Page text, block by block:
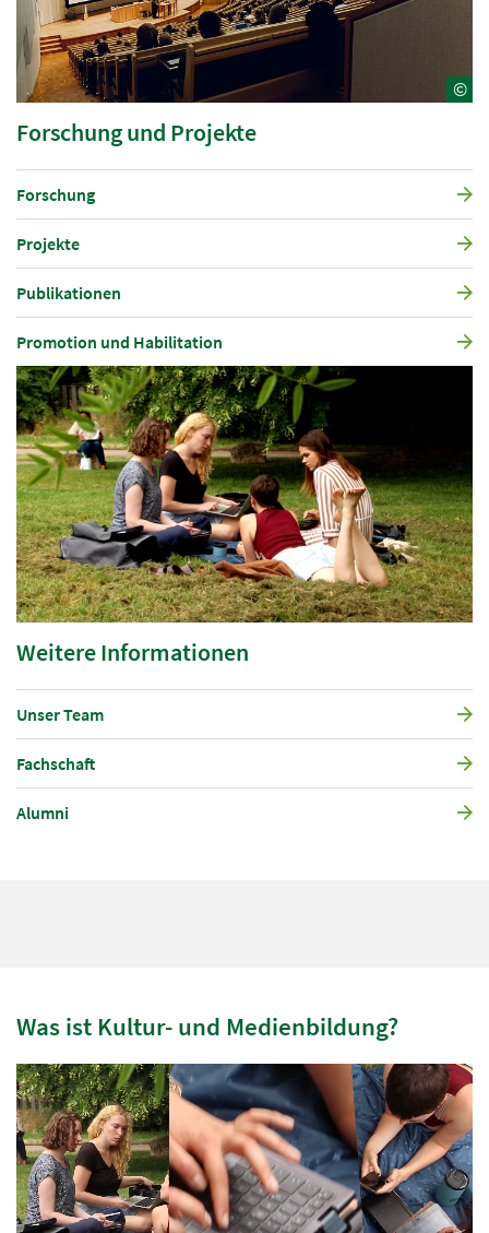
©
Forschung und Projekte
Forschung
Projekte
Publikationen
Promotion und Habilitation
Weitere Informationen
Unser Team
Fachschaft
Alumni
Was ist Kultur- und Medienbildung?